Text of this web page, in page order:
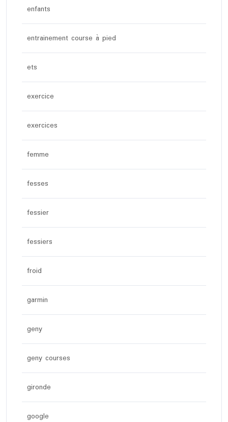
enfants
entrainement course à pied
ets
exercice
exercices
femme
fesses
fessier
fessiers
froid
garmin
geny
geny courses
gironde
google